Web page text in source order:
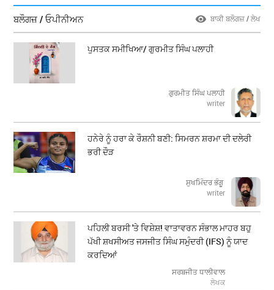
ਬਲੌਗਜ਼ / ਓਪੀਨੀਅਨ ਬਾਕੀ ਬਲੌਗਜ਼ / ਲੇਖ
ਪੁਸਤਕ ਸਮੀਖਿਆ/ ਗੁਰਮੀਤ ਸਿੰਘ ਪਲਾਹੀ
ਗੁਰਮੀਤ ਸਿੰਘ ਪਲਾਹੀ
writer
ਹਨੇਰੇ ਨੂੰ ਹਰਾ ਕੇ ਰੌਸ਼ਨੀ ਬਣੀ: ਸਿਮਰਨ ਸ਼ਰਮਾ ਦੀ ਦਲੇਰੀ
ਭਰੀ ਦੌੜ
ਸੁਖਮਿੰਦਰ ਭੰਗੂ
writer
ਪਹਿਲੀ ਬਰਸੀ 'ਤੇ ਵਿਸ਼ੇਸ਼! ਵਾਤਾਵਰਨ ਸੰਭਾਲ ਮਾਹਰ ਬਹੁ
ਪੱਖੀ ਸ਼ਖਸੀਅਤ ਜਸਜੀਤ ਸਿੰਘ ਸਮੁੰਦਰੀ (IFS) ਨੂੰ ਯਾਦ
ਕਰਦਿਆਂ
ਸਰਬਜੀਤ ਧਾਲੀਵਾਲ
ਲੇਖਕ